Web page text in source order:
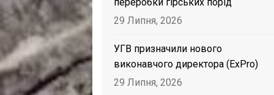
29 Липня, 2026
УГВ призначили нового
виконавчого директора (ExPro)
29 Липня, 2026